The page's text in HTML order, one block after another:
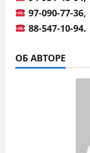
97-090-77-36,
88-547-10-94.
ОБ АВТОРЕ